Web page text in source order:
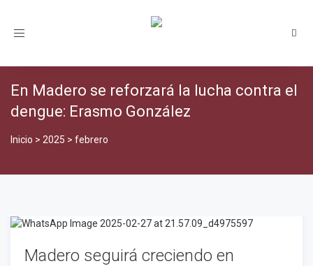
Toggle
En Madero se reforzará la lucha contra el
dengue: Erasmo González
Inicio > 2025 > febrero
Madero seguirá creciendo en